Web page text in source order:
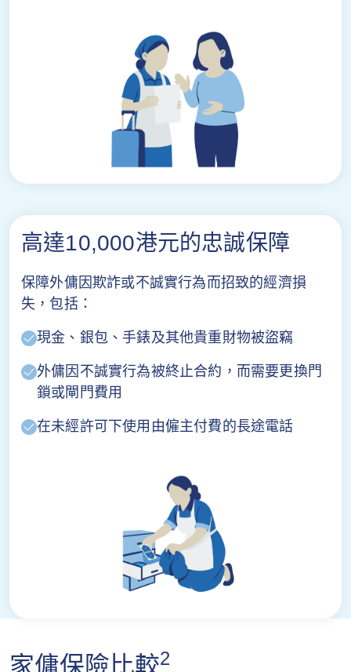
高達10,000港元的忠誠保障
保障外傭因欺詐或不誠實行為而招致的經濟損
失，包括：
現金、銀包、手錶及其他貴重財物被盜竊
外傭因不誠實行為被終止合約，而需要更換門
鎖或閘門費用
在未經許可下使用由僱主付費的長途電話
家傭保險比較2